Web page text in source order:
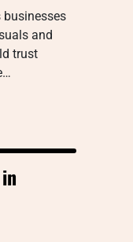
businesses
and
trust